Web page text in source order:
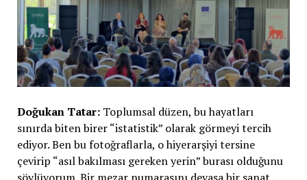
Doğukan Tatar: Toplumsal düzen, bu hayatları
sınırda biten birer “istatistik” olarak görmeyi tercih
ediyor. Ben bu fotoğraflarla, o hiyerarşiyi tersine
çevirip “asıl bakılması gereken yerin” burası olduğunu